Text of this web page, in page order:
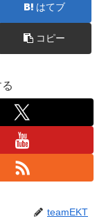
はてブ
コピー
teamEKT